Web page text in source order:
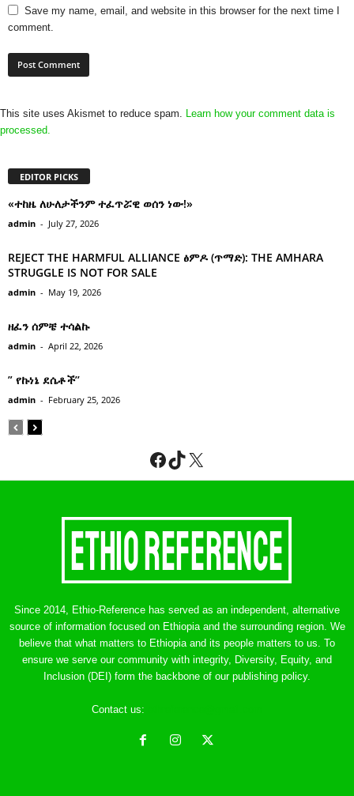
Save my name, email, and website in this browser for the next time I
comment.
This site uses Akismet to reduce spam.
Learn how your comment data is
processed.
EDITOR PICKS
«ተከዜ ለሁለታችንም ተፈጥሯዊ ወሰን ነው!»
admin - July 27, 2026
REJECT THE HARMFUL ALLIANCE ፅምዶ (ጥማድ): THE AMHARA
STRUGGLE IS NOT FOR SALE
admin - May 19, 2026
ዘፈን ሰምቼ ተሳልኩ
admin - April 22, 2026
” የኩነኔ ደሴቶች’’
admin - February 25, 2026
Facebook
TikTok
X
Since 2014, Ethio-Reference has served as an independent, alternative
source of information focused on Ethiopia and the surrounding region. We
believe that what matters to Ethiopia and its people matters to us. To
ensure we serve our community with integrity, Diversity, Equity, and
Inclusion (DEI) form the backbone of our publishing policy.
Contact us: